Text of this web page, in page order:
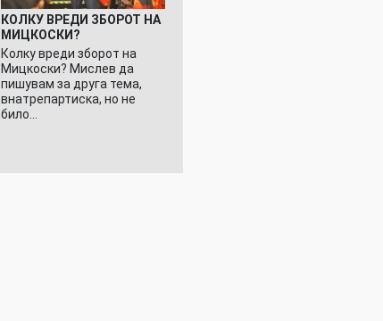
КОЛКУ ВРЕДИ ЗБОРОТ НА
МИЦКОСКИ?
Колку вреди зборот на
Мицкоски? Мислев да
пишувам за друга тема,
внатрепартиска, но не
било…